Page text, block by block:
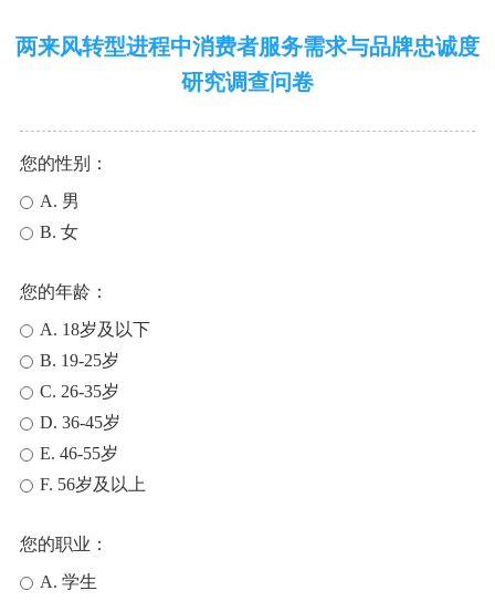
两来风转型进程中消费者服务需求与品牌忠诚度
研究调查问卷
您的性别：
A. 男
B. 女
您的年龄：
A. 18岁及以下
B. 19-25岁
C. 26-35岁
D. 36-45岁
E. 46-55岁
F. 56岁及以上
您的职业：
A. 学生